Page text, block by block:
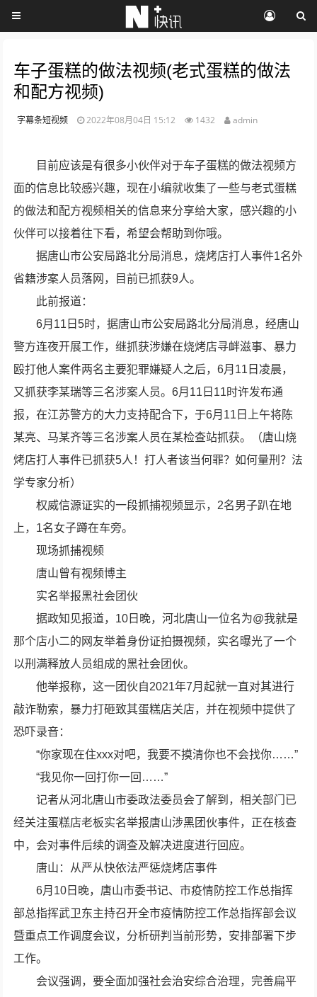
车子蛋糕的做法视频(老式蛋糕的做法
和配方视频)
字幕条短视频 2022年08月04日 15:12 1432 admin
目前应该是有很多小伙伴对于车子蛋糕的做法视频方
面的信息比较感兴趣，现在小编就收集了一些与老式蛋糕
的做法和配方视频相关的信息来分享给大家，感兴趣的小
伙伴可以接着往下看，希望会帮助到你哦。
据唐山市公安局路北分局消息，烧烤店打人事件1名外
省籍涉案人员落网，目前已抓获9人。
此前报道：
6月11日5时，据唐山市公安局路北分局消息，经唐山
警方连夜开展工作，继抓获涉嫌在烧烤店寻衅滋事、暴力
殴打他人案件两名主要犯罪嫌疑人之后，6月11日凌晨，
又抓获李某瑞等三名涉案人员。6月11日11时许发布通
报，在江苏警方的大力支持配合下，于6月11日上午将陈
某亮、马某齐等三名涉案人员在某检查站抓获。（唐山烧
烤店打人事件已抓获5人！打人者该当何罪？如何量刑？法
学专家分析）
权威信源证实的一段抓捕视频显示，2名男子趴在地
上，1名女子蹲在车旁。
现场抓捕视频
唐山曾有视频博主
实名举报黑社会团伙
据政知见报道，10日晚，河北唐山一位名为@我就是
那个店小二的网友举着身份证拍摄视频，实名曝光了一个
以刑满释放人员组成的黑社会团伙。
他举报称，这一团伙自2021年7月起就一直对其进行
敲诈勒索，暴力打砸致其蛋糕店关店，并在视频中提供了
恐吓录音：
“你家现在住xxx对吧，我要不摸清你也不会找你……”
“我见你一回打你一回……”
记者从河北唐山市委政法委员会了解到，相关部门已
经关注蛋糕店老板实名举报唐山涉黑团伙事件，正在核查
中，会对事件后续的调查及解决进度进行回应。
唐山：从严从快依法严惩烧烤店事件
6月10日晚，唐山市委书记、市疫情防控工作总指挥
部总指挥武卫东主持召开全市疫情防控工作总指挥部会议
暨重点工作调度会议，分析研判当前形势，安排部署下步
工作。
会议强调，要全面加强社会治安综合治理，完善扁平